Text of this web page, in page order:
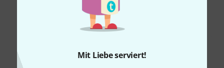
Mit Liebe serviert!
Alle Ratgeber